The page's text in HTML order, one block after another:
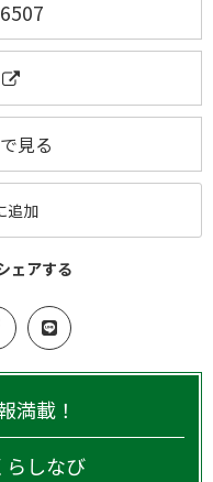
見る
追加
ェアする
満載！
らしなび